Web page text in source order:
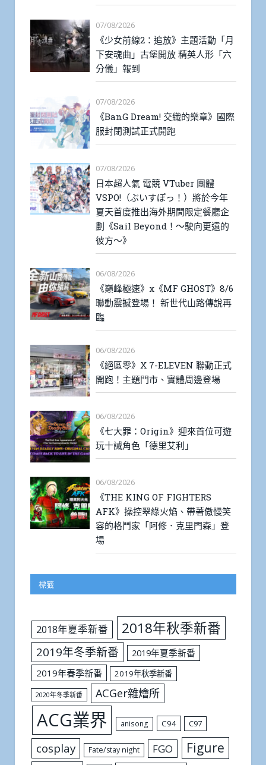
07/08/2026
《少女前線2：追放》主題活動「月
下安魂曲」古堡開放 精英人形「六
分儀」報到
07/08/2026
《BanG Dream! 交織的樂章》國際
服封閉測試正式開跑
07/08/2026
日本超人氣 電競 VTuber 團體
VSPO!（ぶいすぽっ！）將於今年
夏天首度推出海外期間限定餐廳企
劃《Sail Beyond！～駛向更遠的
彼方～》
06/08/2026
《巔峰極速》x《MF GHOST》8/6
聯動震撼登場！ 新世代山路傳說再
臨
06/08/2026
《絕區零》X 7-ELEVEN 聯動正式
開跑！主題門市、實體周邊登場
06/08/2026
《七大罪：Origin》迎來首位可遊
玩十誡角色「德里艾利」
06/08/2026
《THE KING OF FIGHTERS
AFK》操控翠綠火焰、帶著傲慢笑
容的格鬥家「阿修．克里門森」登
場
標籤
2018年夏季新番 2018年秋季新番
2019年冬季新番
2019年夏季新番
2019年春季新番
2019年秋季新番
2020年冬季新番 ACGer雜燴所
ACG業界 anisong C94 C97
cosplay Fate/stay night FGO Figure